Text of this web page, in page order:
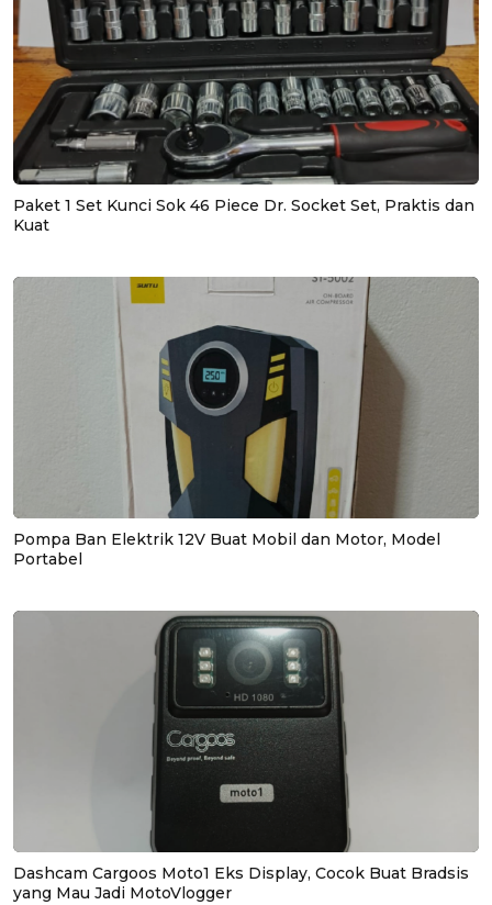
Paket 1 Set Kunci Sok 46 Piece Dr. Socket Set, Praktis dan
Kuat
Pompa Ban Elektrik 12V Buat Mobil dan Motor, Model
Portabel
Dashcam Cargoos Moto1 Eks Display, Cocok Buat Bradsis
yang Mau Jadi MotoVlogger